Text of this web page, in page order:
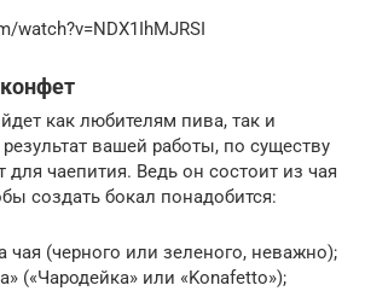
watch?v=NDX1IhMJRSI
как любителям пива, так и
вашей работы, по существу
для чаепития. Ведь он состоит из чая
создать бокал понадобится:
чая (черного или зеленого, неважно);
(«Чародейка» или «Konafetto»);